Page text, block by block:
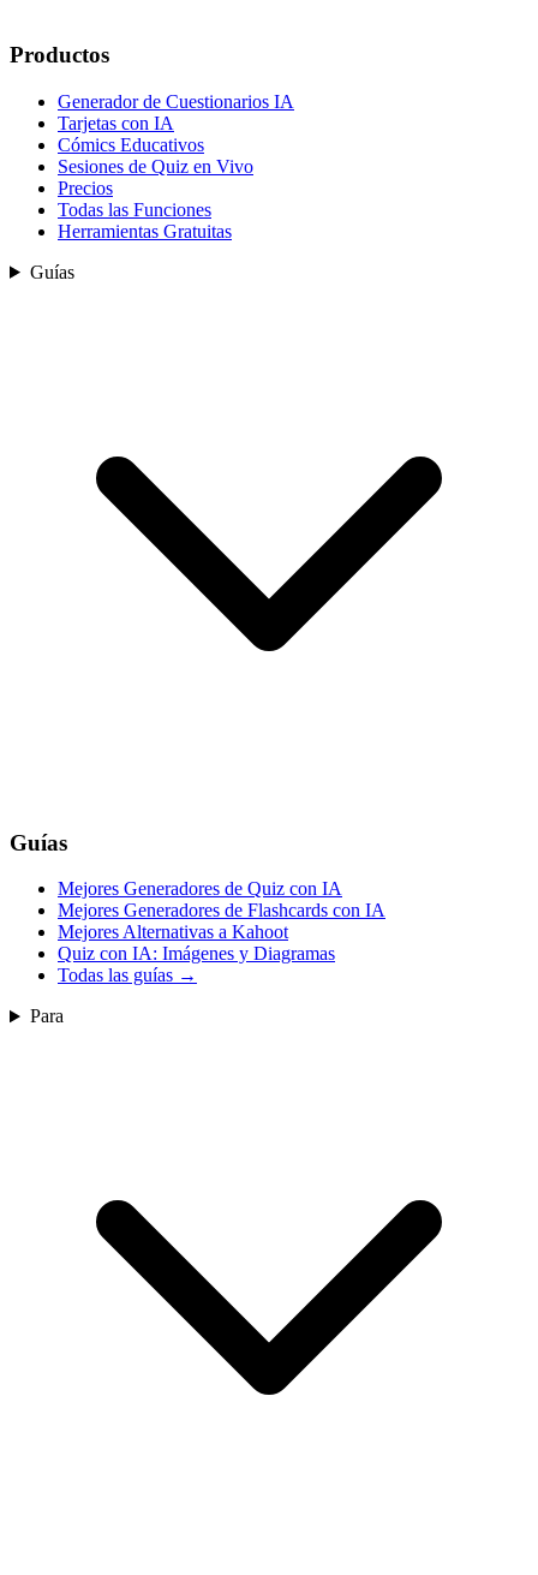
Productos
Generador de Cuestionarios IA
Tarjetas con IA
Cómics Educativos
Sesiones de Quiz en Vivo
Precios
Todas las Funciones
Herramientas Gratuitas
Guías
Guías
Mejores Generadores de Quiz con IA
Mejores Generadores de Flashcards con IA
Mejores Alternativas a Kahoot
Quiz con IA: Imágenes y Diagramas
Todas las guías →
Para